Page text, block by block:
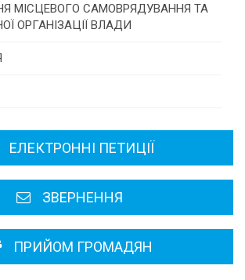
рада
МІСЦЕВОГО САМОВРЯДУВАННЯ ТА
ОРГАНІЗАЦІЇ ВЛАДИ
ради
ЕЛЕКТРОННІ ПЕТИЦІЇ
ЗВЕРНЕННЯ
ПРИЙОМ ГРОМАДЯН